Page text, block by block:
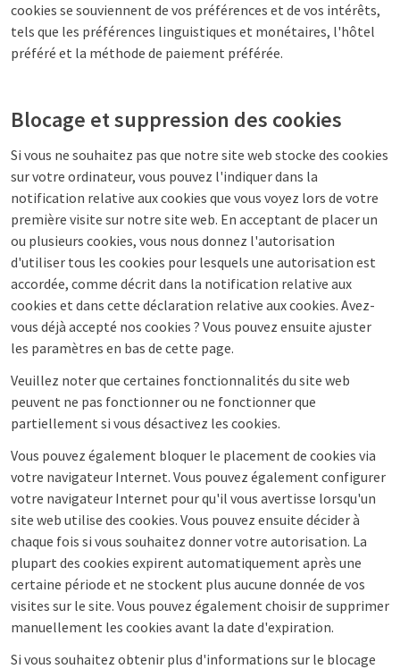
cookies se souviennent de vos préférences et de vos intérêts,
tels que les préférences linguistiques et monétaires, l'hôtel
préféré et la méthode de paiement préférée.
Blocage et suppression des cookies
Si vous ne souhaitez pas que notre site web stocke des cookies
sur votre ordinateur, vous pouvez l'indiquer dans la
notification relative aux cookies que vous voyez lors de votre
première visite sur notre site web. En acceptant de placer un
ou plusieurs cookies, vous nous donnez l'autorisation
d'utiliser tous les cookies pour lesquels une autorisation est
accordée, comme décrit dans la notification relative aux
cookies et dans cette déclaration relative aux cookies. Avez-
vous déjà accepté nos cookies ? Vous pouvez ensuite ajuster
les paramètres en bas de cette page.
Veuillez noter que certaines fonctionnalités du site web
peuvent ne pas fonctionner ou ne fonctionner que
partiellement si vous désactivez les cookies.
Vous pouvez également bloquer le placement de cookies via
votre navigateur Internet. Vous pouvez également configurer
votre navigateur Internet pour qu'il vous avertisse lorsqu'un
site web utilise des cookies. Vous pouvez ensuite décider à
chaque fois si vous souhaitez donner votre autorisation. La
plupart des cookies expirent automatiquement après une
certaine période et ne stockent plus aucune donnée de vos
visites sur le site. Vous pouvez également choisir de supprimer
manuellement les cookies avant la date d'expiration.
Si vous souhaitez obtenir plus d'informations sur le blocage